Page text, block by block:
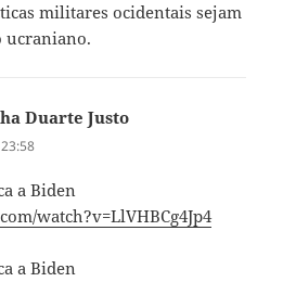
militares ocidentais sejam
ucraniano.
Duarte Justo
a Biden
watch?v=LlVHBCg4Jp4
a Biden